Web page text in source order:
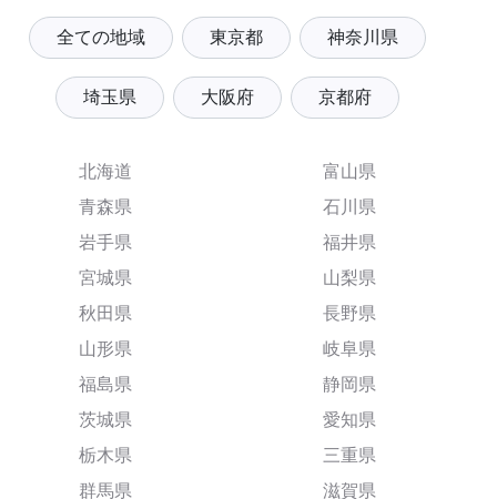
全ての地域 東京都 神奈川県
埼玉県 大阪府 京都府
北海道
青森県
岩手県
宮城県
秋田県
山形県
福島県
茨城県
栃木県
群馬県
富山県
石川県
福井県
山梨県
長野県
岐阜県
静岡県
愛知県
三重県
滋賀県